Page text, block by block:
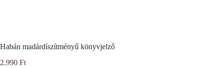
Habán madárdíszítményű könyvjelző
2.990 Ft